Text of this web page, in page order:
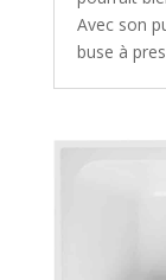
Avec son
buse à